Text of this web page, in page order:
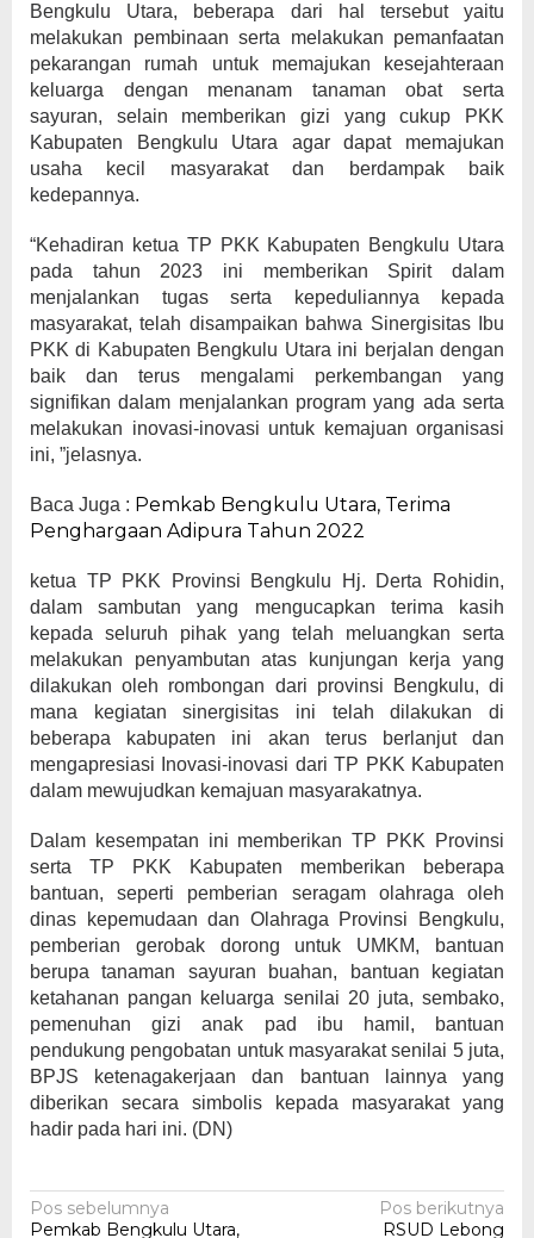
Bengkulu Utara, beberapa dari hal tersebut yaitu
melakukan pembinaan serta melakukan pemanfaatan
pekarangan rumah untuk memajukan kesejahteraan
keluarga dengan menanam tanaman obat serta
sayuran, selain memberikan gizi yang cukup PKK
Kabupaten Bengkulu Utara agar dapat memajukan
usaha kecil masyarakat dan berdampak baik
kedepannya.
“Kehadiran ketua TP PKK Kabupaten Bengkulu Utara
pada tahun 2023 ini memberikan Spirit dalam
menjalankan tugas serta kepeduliannya kepada
masyarakat, telah disampaikan bahwa Sinergisitas Ibu
PKK di Kabupaten Bengkulu Utara ini berjalan dengan
baik dan terus mengalami perkembangan yang
signifikan dalam menjalankan program yang ada serta
melakukan inovasi-inovasi untuk kemajuan organisasi
ini, ”jelasnya.
Baca Juga : Pemkab Bengkulu Utara, Terima
Penghargaan Adipura Tahun 2022
ketua TP PKK Provinsi Bengkulu Hj. Derta Rohidin,
dalam sambutan yang mengucapkan terima kasih
kepada seluruh pihak yang telah meluangkan serta
melakukan penyambutan atas kunjungan kerja yang
dilakukan oleh rombongan dari provinsi Bengkulu, di
mana kegiatan sinergisitas ini telah dilakukan di
beberapa kabupaten ini akan terus berlanjut dan
mengapresiasi Inovasi-inovasi dari TP PKK Kabupaten
dalam mewujudkan kemajuan masyarakatnya.
Dalam kesempatan ini memberikan TP PKK Provinsi
serta TP PKK Kabupaten memberikan beberapa
bantuan, seperti pemberian seragam olahraga oleh
dinas kepemudaan dan Olahraga Provinsi Bengkulu,
pemberian gerobak dorong untuk UMKM, bantuan
berupa tanaman sayuran buahan, bantuan kegiatan
ketahanan pangan keluarga senilai 20 juta, sembako,
pemenuhan gizi anak pad ibu hamil, bantuan
pendukung pengobatan untuk masyarakat senilai 5 juta,
BPJS ketenagakerjaan dan bantuan lainnya yang
diberikan secara simbolis kepada masyarakat yang
hadir pada hari ini. (DN)
Navigasi
Pos sebelumnya
Pemkab Bengkulu Utara,
Pos berikutnya
RSUD Lebong